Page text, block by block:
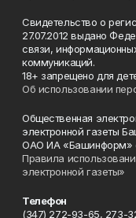
Свидетельство о
27.07.2012 выдано
связи,
коммуникаций.
18+ запрещено для
Об использовании
Общественная
электронной газеты
ОАО ИА «Башинформ»
Правила
электронной газеты»
Телефон
(347) 272-93-65, 273-